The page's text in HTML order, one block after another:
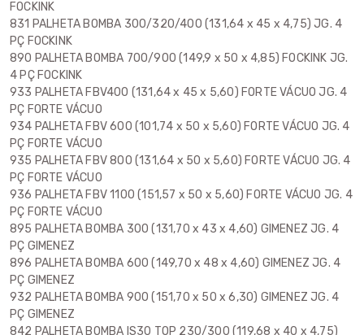
FOCKINK
831 PALHETA BOMBA 300/320/400 (131,64 x 45 x 4,75) JG. 4
PÇ FOCKINK
890 PALHETA BOMBA 700/900 (149,9 x 50 x 4,85) FOCKINK JG.
4 PÇ FOCKINK
933 PALHETA FBV400 (131,64 x 45 x 5,60) FORTE VÁCUO JG. 4
PÇ FORTE VÁCUO
934 PALHETA FBV 600 (101,74 x 50 x 5,60) FORTE VÁCUO JG. 4
PÇ FORTE VÁCUO
935 PALHETA FBV 800 (131,64 x 50 x 5,60) FORTE VÁCUO JG. 4
PÇ FORTE VÁCUO
936 PALHETA FBV 1100 (151,57 x 50 x 5,60) FORTE VÁCUO JG. 4
PÇ FORTE VÁCUO
895 PALHETA BOMBA 300 (131,70 x 43 x 4,60) GIMENEZ JG. 4
PÇ GIMENEZ
896 PALHETA BOMBA 600 (149,70 x 48 x 4,60) GIMENEZ JG. 4
PÇ GIMENEZ
932 PALHETA BOMBA 900 (151,70 x 50 x 6,30) GIMENEZ JG. 4
PÇ GIMENEZ
842 PALHETA BOMBA IS30 TOP 230/300 (119,68 x 40 x 4,75)